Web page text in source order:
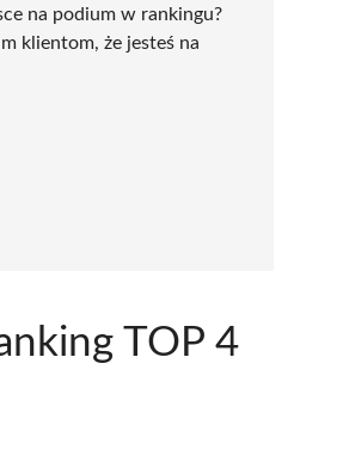
na podium w rankingu?
klientom, że jesteś na
TOP 4